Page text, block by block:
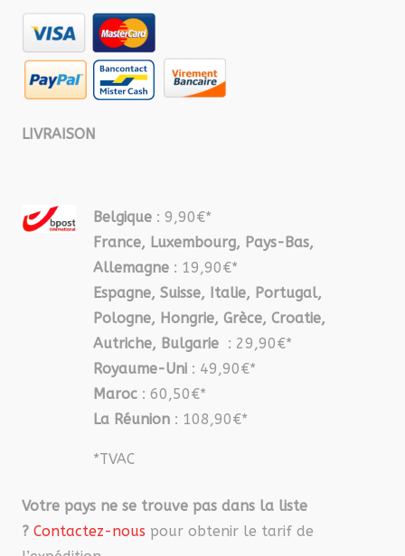
LIVRAISON
Belgique : 9,90€*
France, Luxembourg, Pays-Bas,
Allemagne : 19,90€*
Espagne, Suisse, Italie, Portugal,
Pologne, Hongrie, Grèce, Croatie,
Autriche, Bulgarie : 29,90€*
Royaume-Uni : 49,90€*
Maroc : 60,50€*
La Réunion : 108,90€*
*TVAC
Votre pays ne se trouve pas dans la liste
? Contactez-nous pour obtenir le tarif de